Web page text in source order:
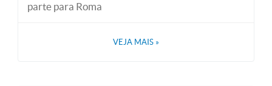
parte para Roma
VEJA MAIS »